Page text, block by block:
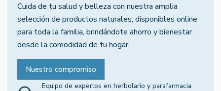
Cuida de tu salud y belleza con nuestra amplia
selección de productos naturales, disponibles online
para toda la familia, brindándote ahorro y bienestar
desde la comodidad de tu hogar.
Nuestro compromiso
Equipo de expertos en herbolario y parafarmacia